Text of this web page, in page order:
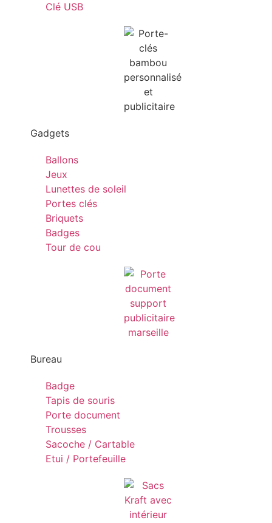
Clé USB
Gadgets
Ballons
Jeux
Lunettes de soleil
Portes clés
Briquets
Badges
Tour de cou
Bureau
Badge
Tapis de souris
Porte document
Trousses
Sacoche / Cartable
Etui / Portefeuille